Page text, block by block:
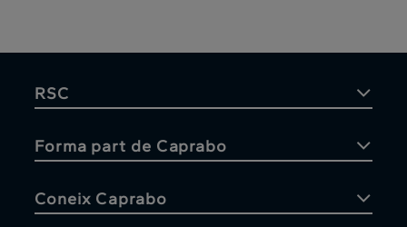
RSC
Forma part de Caprabo
Coneix Caprabo